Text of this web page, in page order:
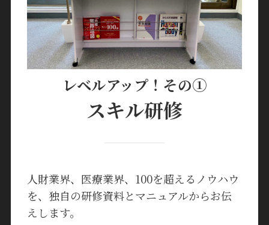
レベルアップ！その①
スキル研修
人財業界、医療業界、100を超えるノウハウ
を、独自の研修資料とマニュアルからお伝
えします。